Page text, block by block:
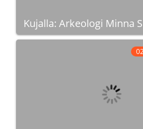
Kujalla: Arkeologi Minna